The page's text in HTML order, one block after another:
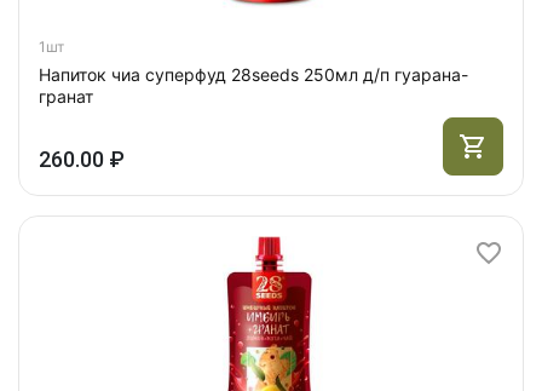
1шт
Напиток чиа суперфуд 28seeds 250мл д/п гуарана-
гранат
260.00 ₽